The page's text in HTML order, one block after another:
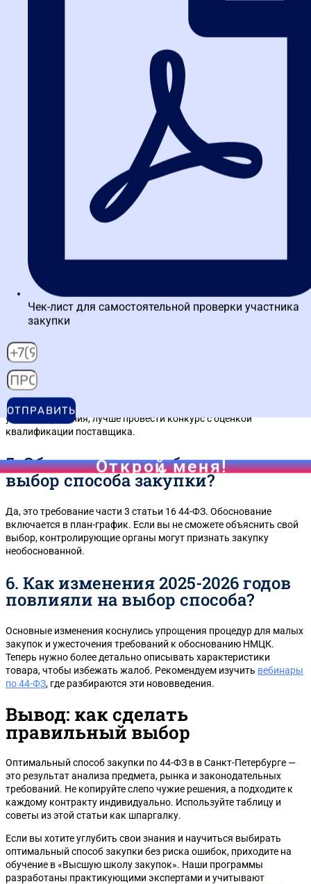
2. Можно ли изменить способ
закупки после публикации
Нет, после размещения извещения в ЕИС изменить способ
закупки нельзя. Придется отменять процедуру и начинать
заново. Поэтому так важно правильно выбрать способ на этапе
3. Что делать, если аукцион не
состоялся из-за отсутствия
контрольным органом). Важно проанализировать причины:
возможно, вы завысили требования или неправильно описали
объект.
4. Какой способ выбрать для
закупки лекарственных
препаратов?
Для лекарств из перечня ЖНВЛП часто применяется аукцион.
Но если препарат имеет сложный состав или требует особых
условий хранения, лучше провести конкурс с оценкой
квалификации поставщика.
5. Обязательно ли обосновывать
выбор способа закупки?
Да, это требование части 3 статьи 16 44-ФЗ. Обоснование
включается в план-график. Если вы не сможете объяснить свой
выбор, контролирующие органы могут признать закупку
необоснованной.
6. Как изменения 2025-2026 годов
повлияли на выбор способа?
Основные изменения коснулись упрощения процедур для малых
закупок и ужесточения требований к обоснованию НМЦК.
Теперь нужно более детально описывать характеристики
товара, чтобы избежать жалоб. Рекомендуем изучить вебинары
по 44-ФЗ, где разбираются эти нововведения.
Вывод: как сделать
правильный выбор
Оптимальный способ закупки по 44-ФЗ в в Санкт-Петербурге —
это результат анализа предмета, рынка и законодательных
требований. Не копируйте слепо чужие решения, а подходите к
каждому контракту индивидуально. Используйте таблицу и
советы из этой статьи как шпаргалку.
Если вы хотите углубить свои знания и научиться выбирать
оптимальный способ закупки без риска ошибок, приходите на
обучение в «Высшую школу закупок». Наши программы
разработаны практикующими экспертами и учитывают
Чек-лист для самостоятельной проверки участника
закупки
ОТПРАВИТЬ
Открой меня!